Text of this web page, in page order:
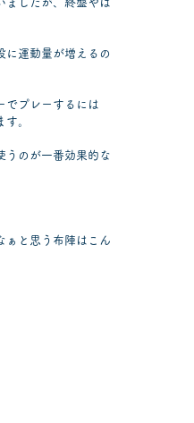
ましたが、終盤やは
に運動量が増えるの
でプレーするには
。
うのが一番効果的な
ぁと思う布陣はこん